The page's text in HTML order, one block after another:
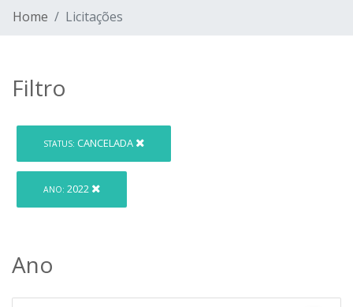
Home Licitações
Filtro
STATUS: CANCELADA
ANO: 2022
Ano